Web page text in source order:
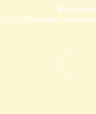
© Die Bildrechte liegen